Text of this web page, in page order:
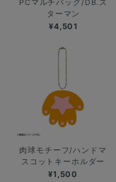
PCマルチバッグ/DB.ス
ターマン
¥4,501
肉球モチーフ/ハンドマ
スコットキーホルダー
¥1,500